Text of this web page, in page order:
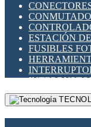
ESTACIÓN
FUSIBLES
MONTAJE
PORTA